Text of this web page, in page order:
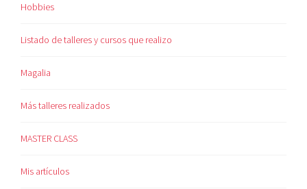
Hobbies
Listado de talleres y cursos que realizo
Magalia
Más talleres realizados
MASTER CLASS
Mis artículos